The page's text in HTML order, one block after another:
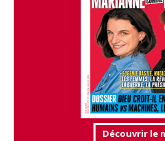
Découvrir le